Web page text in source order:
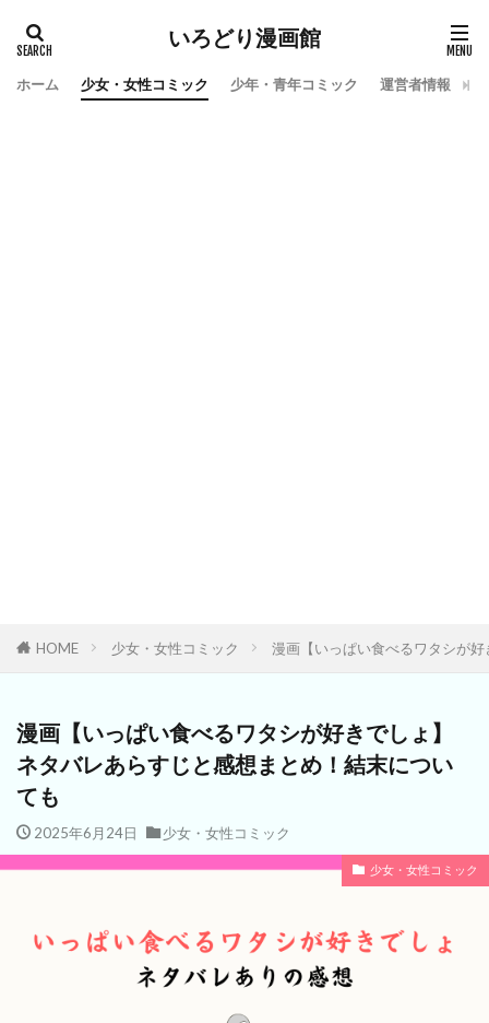
いろどり漫画館
ホーム 少女・女性コミック 少年・青年コミック 運営者情報
HOME 少女・女性コミック 漫画【いっぱい食べるワタシが
漫画【いっぱい食べるワタシが好きでしょ】
ネタバレあらすじと感想まとめ！結末につい
ても
2025年6月24日 少女・女性コミック
少女・女性コミック